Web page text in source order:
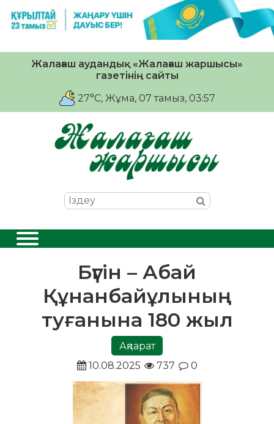
Жалағаш аудандық «Жалағаш жаршысы»
газетінің сайты
27°C, Жұма, 07 тамыз, 03:57
Бүгін – Абай
Құнанбайұлының
туғанына 180 жыл
Ақпарат
10.08.2025
737 0